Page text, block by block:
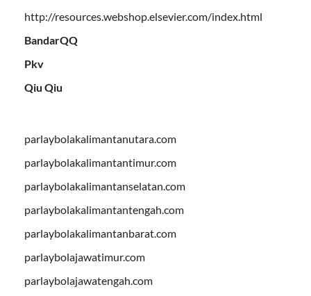
http://resources.webshop.elsevier.com/index.html
BandarQQ
Pkv
Qiu Qiu
parlaybolakalimantanutara.com
parlaybolakalimantantimur.com
parlaybolakalimantanselatan.com
parlaybolakalimantantengah.com
parlaybolakalimantanbarat.com
parlaybolajawatimur.com
parlaybolajawatengah.com